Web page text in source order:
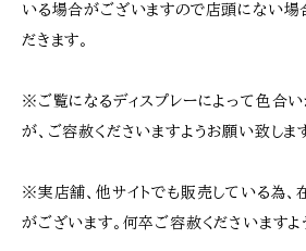
いる場合がございますので店頭にない
だきます。
※ご覧になるディスプレーによって色合
が、ご容赦くださいますようお願い致しま
※実店舗、他サイトでも販売している為
がございます。何卒ご容赦くださいますよ